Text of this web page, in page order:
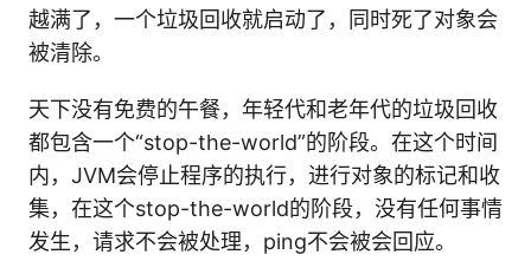
越满了，一个垃圾回收就启动了，同时死了对象会
被清除。
天下没有免费的午餐，年轻代和老年代的垃圾回收
都包含一个“stop-the-world”的阶段。在这个时间
内，JVM会停止程序的执行，进行对象的标记和收
集，在这个stop-the-world的阶段，没有任何事情
发生，请求不会被处理，ping不会被会回应。